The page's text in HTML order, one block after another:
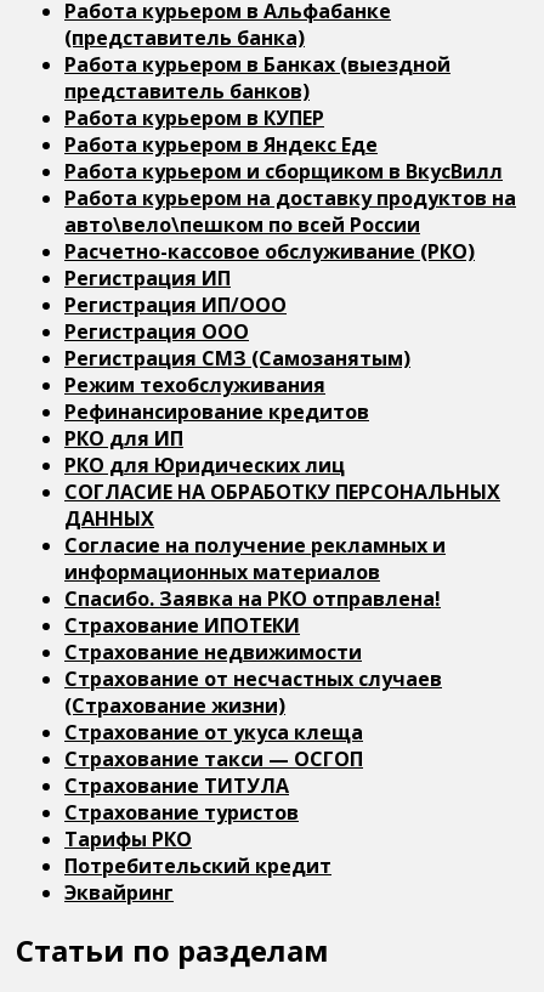
Работа курьером в Альфабанке
(представитель банка)
Работа курьером в Банках (выездной
представитель банков)
Работа курьером в КУПЕР
Работа курьером в Яндекс Еде
Работа курьером и сборщиком в ВкусВилл
Работа курьером на доставку продуктов на
авто\вело\пешком по всей России
Расчетно-кассовое обслуживание (РКО)
Регистрация ИП
Регистрация ИП/ООО
Регистрация ООО
Регистрация СМЗ (Самозанятым)
Режим техобслуживания
Рефинансирование кредитов
РКО для ИП
РКО для Юридических лиц
СОГЛАСИЕ НА ОБРАБОТКУ ПЕРСОНАЛЬНЫХ
ДАННЫХ
Согласие на получение рекламных и
информационных материалов
Спасибо. Заявка на РКО отправлена!
Страхование ИПОТЕКИ
Страхование недвижимости
Страхование от несчастных случаев
(Страхование жизни)
Страхование от укуса клеща
Страхование такси — ОСГОП
Страхование ТИТУЛА
Страхование туристов
Тарифы РКО
Потребительский кредит
Эквайринг
Статьи по разделам